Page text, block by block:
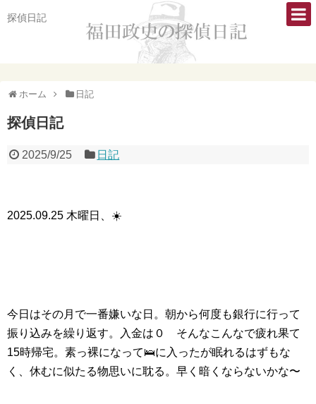
探偵日記
ホーム 日記
探偵日記
2025/9/25 日記
2025.09.25 木曜日、☀️
今日はその月で一番嫌いな日。朝から何度も銀行に行って
振り込みを繰り返す。入金は０ そんなこんなで疲れ果て
15時帰宅。素っ裸になって🛌に入ったが眠れるはずもな
く、休むに似たる物思いに耽る。早く暗くならないかな〜